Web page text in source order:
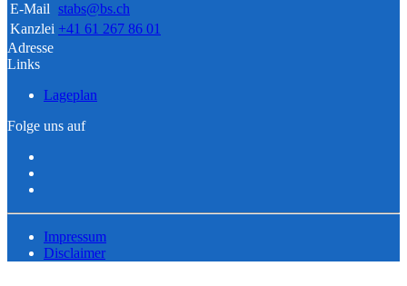
E-Mail stabs@bs.ch
Kanzlei +41 61 267 86 01
Adresse
Links
Lageplan
Folge uns auf
Impressum
Disclaimer